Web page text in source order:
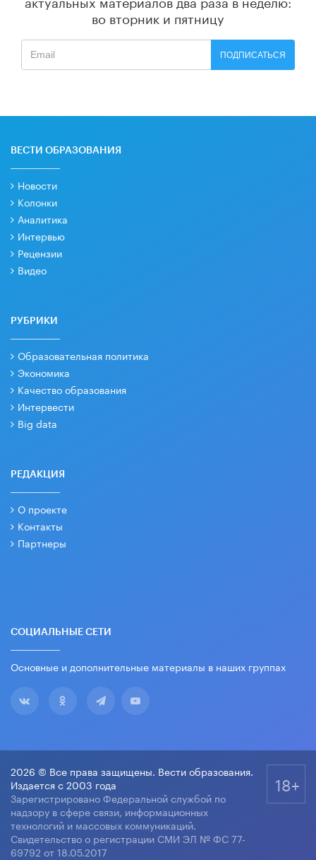
во вторник и пятницу
ПОДПИСАТЬСЯ
ВЕСТИ ОБРАЗОВАНИЯ
Новости
Колонки
Аналитика
Интервью
Рецензии
Видео
РУБРИКИ
Образовательная политика
Экономика
Качество образования
Интервести
Big data
РЕДАКЦИЯ
О проекте
Контакты
Партнеры
СОЦИАЛЬНЫЕ СЕТИ
Основные и дополнительные материалы в наших группах
2026 © Все права защищены. Вести образования.
Издается с 2003 года
Зарегистрировано Федеральной службой по
надзору в сфере связи, информационных
технологий и массовых коммуникаций.
Свидетельство о регистрации СМИ ЭЛ № ФС 77-
69792 от 18.05.2017
18+